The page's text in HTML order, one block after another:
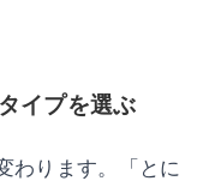
イプを選ぶ
わります。「とに